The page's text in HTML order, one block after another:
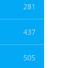
281
437
505